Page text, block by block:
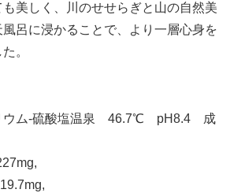
美しく、川のせせらぎと山の自然美
呂に浸かることで、より一層心身を
。
ウム-硫酸塩温泉 46.7℃ pH8.4 成